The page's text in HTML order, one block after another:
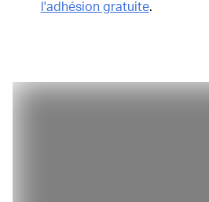
l'adhésion gratuite.